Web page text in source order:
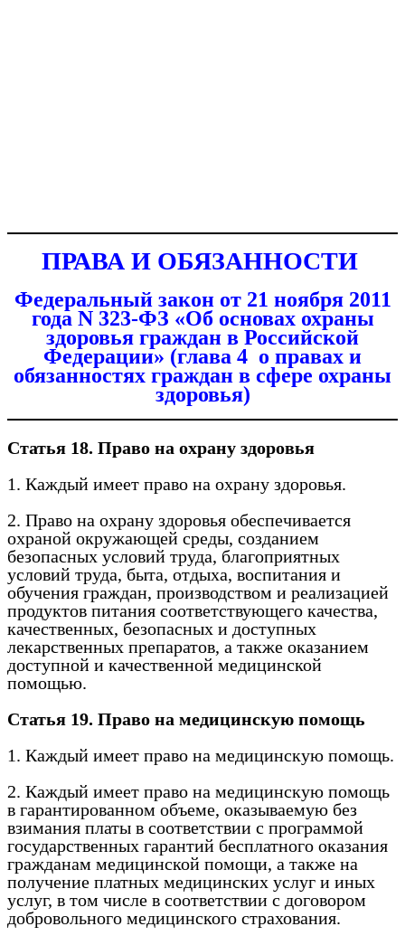
ПРАВА И ОБЯЗАННОСТИ
Федеральный закон от 21 ноября 2011
года N 323-ФЗ «Об основах охраны
здоровья граждан в Российской
Федерации» (глава 4 о правах и
обязанностях граждан в сфере охраны
здоровья)
Статья 18. Право на охрану здоровья
1. Каждый имеет право на охрану здоровья.
2. Право на охрану здоровья обеспечивается
охраной окружающей среды, созданием
безопасных условий труда, благоприятных
условий труда, быта, отдыха, воспитания и
обучения граждан, производством и реализацией
продуктов питания соответствующего качества,
качественных, безопасных и доступных
лекарственных препаратов, а также оказанием
доступной и качественной медицинской
помощью.
Статья 19. Право на медицинскую помощь
1. Каждый имеет право на медицинскую помощь.
2. Каждый имеет право на медицинскую помощь
в гарантированном объеме, оказываемую без
взимания платы в соответствии с программой
государственных гарантий бесплатного оказания
гражданам медицинской помощи, а также на
получение платных медицинских услуг и иных
услуг, в том числе в соответствии с договором
добровольного медицинского страхования.